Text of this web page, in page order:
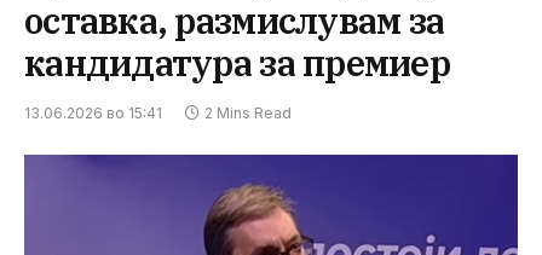
оставка, размислувам за
кандидатура за премиер
13.06.2026 во 15:41 2 Mins Read